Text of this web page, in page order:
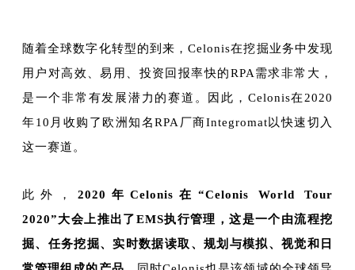
随着全球数字化转型的到来，Celonis在挖掘业务中发现
用户对高效、易用、投资回报率快的RPA需求非常大，
是一个非常有发展潜力的赛道。因此，Celonis在2020
年10月收购了欧洲知名RPA厂商Integromat以快速切入
这一赛道。
此外， 2020年Celonis在“Celonis World Tour
2020”大会上推出了EMS执行管理，这是一个由流程挖
掘、任务挖掘、实时数据读取、规划与模拟、视觉和日